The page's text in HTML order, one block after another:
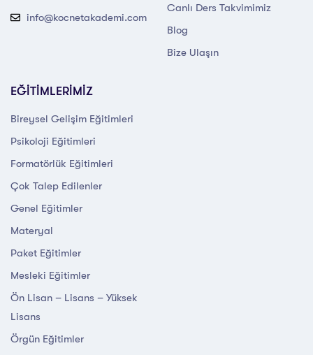
info@kocnetakademi.com
Canlı Ders Takvimimiz
Blog
Bize Ulaşın
EĞİTİMLERİMİZ
Bireysel Gelişim Eğitimleri
Psikoloji Eğitimleri
Formatörlük Eğitimleri
Çok Talep Edilenler
Genel Eğitimler
Materyal
Paket Eğitimler
Mesleki Eğitimler
Ön Lisan – Lisans – Yüksek
Lisans
Örgün Eğitimler